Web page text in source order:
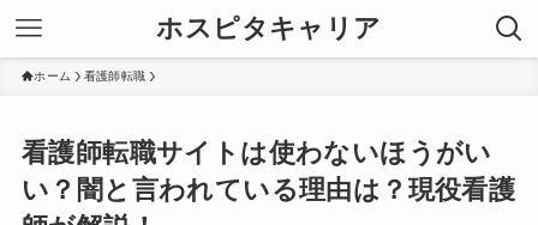
ホスピタキャリア
ホーム 看護師転職
看護師転職サイトは使わないほうがい
い？闇と言われている理由は？現役看護